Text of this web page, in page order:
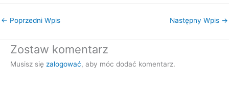
← Poprzedni Wpis Następny Wpis →
Zostaw komentarz
Musisz się zalogować, aby móc dodać komentarz.